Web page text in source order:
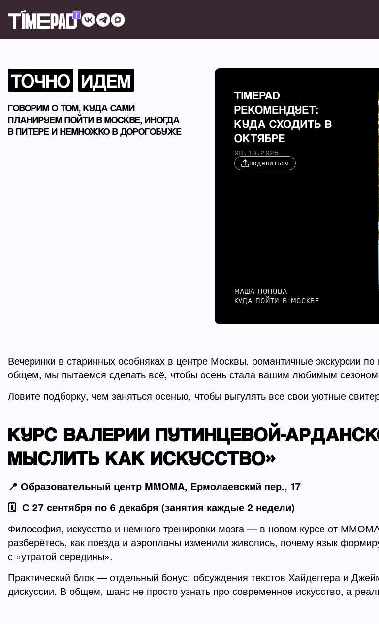
ТОЧНО ИДЕМ
ГОВОРИМ О ТОМ, КУДА САМИ
ПЛАНИРУЕМ ПОЙТИ В МОСКВЕ, ИНОГДА
В ПИТЕРЕ И НЕМНОЖКО В ДОРОГОБУЖЕ
TIMEPAD
РЕКОМЕНДУЕТ:
КУДА СХОДИТЬ В
ОКТЯБРЕ
08.10.2025
поделиться
МАША ПОПОВА
КУДА ПОЙТИ В МОСКВЕ
Вечеринки в старинных особняках в центре Москвы, романтичные экскурсии
общем, мы пытаемся сделать всё, чтобы осень стала вашим любимым
Ловите подборку, чем заняться осенью, чтобы выгулять все свои уютные
КУРС ВАЛЕРИИ ПУТИНЦЕВОЙ-
МЫСЛИТЬ КАК ИСКУССТВО»
📍 Образовательный центр MMOMA, Ермолаевский пер., 17
🗓️ С 27 сентября по 6 декабря (занятия каждые 2 недели)
Философия, искусство и немного тренировки мозга — в новом курсе от
разберётесь, как поезда и аэропланы изменили живопись, почему язык
с «утратой середины».
Практический блок — отдельный бонус: обсуждения текстов Хайдеггера и
дискуссии. В общем, шанс не просто узнать про современное искусство, а